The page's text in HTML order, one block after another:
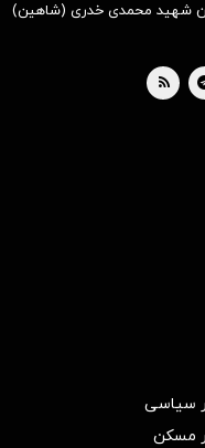
شهید محمدی خدری (شاهین)
سیاسی
مسکن